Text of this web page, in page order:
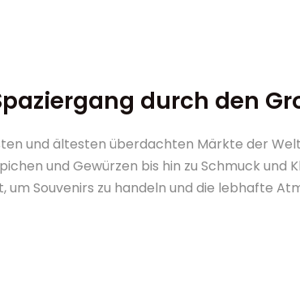
durch den
und ältesten überdachten Märkte der
und Gewürzen bis hin zu Schmuck und
Souvenirs zu handeln und die lebhafte